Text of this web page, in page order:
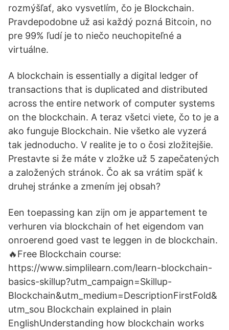
rozmýšľať, ako vysvetlím, čo je Blockchain.
Pravdepodobne už asi každý pozná Bitcoin, no
pre 99% ľudí je to niečo neuchopiteľné a
virtuálne.
A blockchain is essentially a digital ledger of
transactions that is duplicated and distributed
across the entire network of computer systems
on the blockchain. A teraz všetci viete, čo to je a
ako funguje Blockchain. Nie všetko ale vyzerá
tak jednoducho. V realite je to o čosi zložitejšie.
Prestavte si že máte v zložke už 5 zapečatených
a založených stránok. Čo ak sa vrátim späť k
druhej stránke a zmením jej obsah?
Een toepassing kan zijn om je appartement te
verhuren via blockchain of het eigendom van
onroerend goed vast te leggen in de blockchain.
🔥Free Blockchain course:
https://www.simplilearn.com/learn-blockchain-
basics-skillup?utm_campaign=Skillup-
Blockchain&utm_medium=DescriptionFirstFold&
utm_sou Blockchain explained in plain
EnglishUnderstanding how blockchain works